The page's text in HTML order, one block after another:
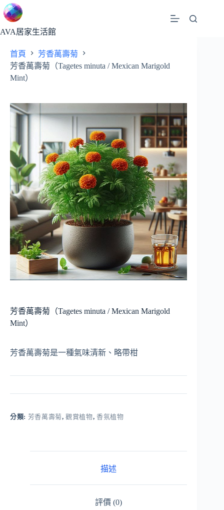
跳
至
主
AVA居家生活館
首頁
芳香萬壽菊
芳香萬壽菊（Tagetes minuta / Mexican Marigold
Mint）
芳香萬壽菊（Tagetes minuta / Mexican Marigold
Mint）
芳香萬壽菊是一種氣味清新、略帶柑
分類: 芳香萬壽菊,觀賞植物,香氛植物
描述
評價 (0)